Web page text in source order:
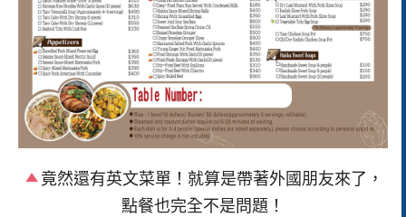
竟然還有英文菜單！就算是帶著外國朋友來了，
點餐也完全不是問題！